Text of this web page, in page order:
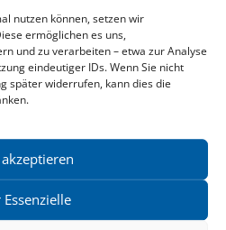
nutzen können, setzen wir
ermöglichen es uns,
und zu verarbeiten – etwa zur Analyse
eindeutiger IDs. Wenn Sie nicht
später widerrufen, kann dies die
Essenzielle
Klampen!-Verlagsprogramm.
– einfach direkt online
Herbst 2026
ansehen
und Nachrichten im zu Klampen!